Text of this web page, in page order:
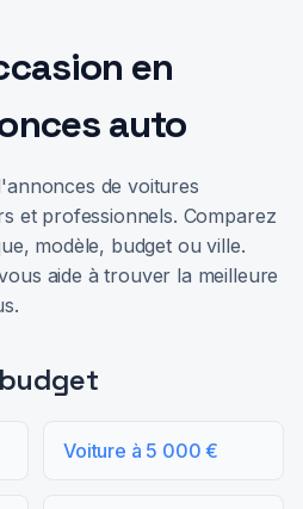
en
auto
de voitures
et professionnels. Comparez
modèle, budget ou ville.
aide à trouver la meilleure
Voiture à 5 000 €